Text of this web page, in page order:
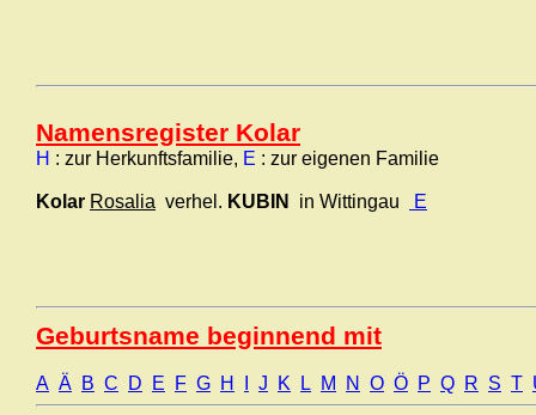
Namensregister Kolar
H : zur Herkunftsfamilie, E : zur eigenen Familie
Kolar Rosalia verhel. KUBIN in Wittingau E
Geburtsname beginnend mit
A Ä B C D E F G H J K L M N O Ö P Q R S T